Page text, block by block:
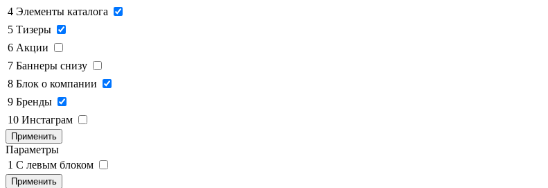
4 Элементы каталога
5 Тизеры
6 Акции
7 Баннеры снизу
8 Блок о компании
9 Бренды
10 Инстаграм
Применить
Параметры
1 C левым блоком
Применить